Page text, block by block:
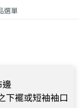
選單
下襬或短袖袖口